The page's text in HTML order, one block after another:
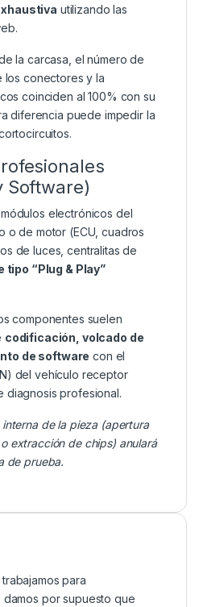
utilizando las
la carcasa, el número de
los conectores y la
coinciden al 100% con su
diferencia puede impedir la
Software)
electrónicos del
o de motor (ECU, cuadros
de luces, centralitas de
tipo “Plug & Play”
componentes suelen
codificación, volcado de
de software con el
del vehículo receptor
diagnosis profesional.
de la pieza (apertura
extracción de chips) anulará
de prueba.
para
por supuesto que